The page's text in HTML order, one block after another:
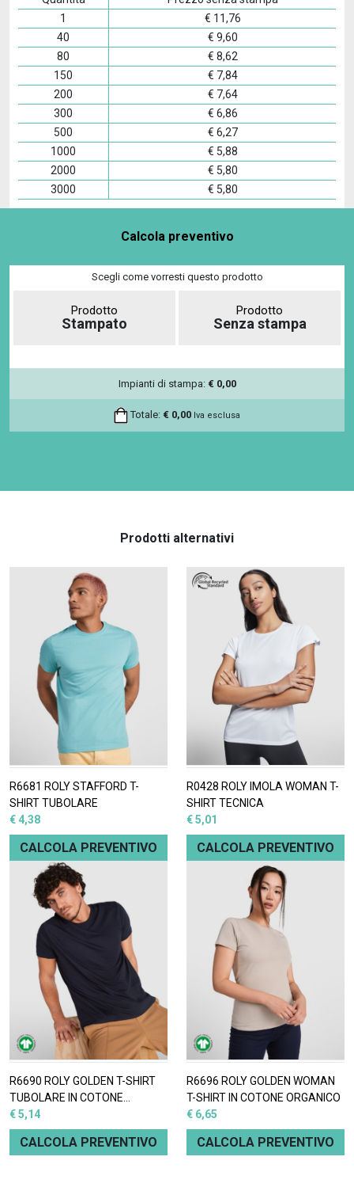
1
€ 11,76
40
€ 9,60
80
€ 8,62
150
€ 7,84
200
€ 7,64
300
€ 6,86
500
€ 6,27
1000
€ 5,88
2000
€ 5,80
3000
€ 5,80
Calcola preventivo
Scegli come vorresti questo prodotto
Prodotto
Stampato
Prodotto
Senza stampa
Impianti di stampa: € 0,00
Totale: € 0,00 Iva esclusa
Prodotti alternativi
R6681 ROLY STAFFORD T-
SHIRT TUBOLARE
€ 4,38
CALCOLA PREVENTIVO
R0428 ROLY IMOLA WOMAN T-
SHIRT TECNICA
€ 5,01
CALCOLA PREVENTIVO
R6690 ROLY GOLDEN T-SHIRT
TUBOLARE IN COTONE
BIOLOGICO
€ 5,14
CALCOLA PREVENTIVO
R6696 ROLY GOLDEN WOMAN
T-SHIRT IN COTONE ORGANICO
€ 6,65
CALCOLA PREVENTIVO